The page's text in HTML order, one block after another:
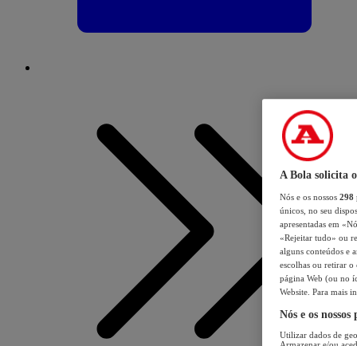
A Bola solicita
Nós e os nossos 298
únicos, no seu
apresentadas em
«Rejeitar tudo» ou
alguns conteúdos e
escolhas ou retirar
página Web (ou no
Website. Para mais
Nós e os
Utilizar dados de